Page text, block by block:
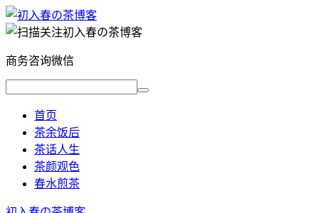
商务咨询微信
首页
茶余饭后
茶话人生
茶颜观色
春水煎茶